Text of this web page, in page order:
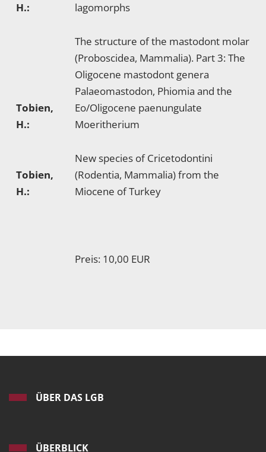
H.:
lagomorphs
Tobien,
H.:
The structure of the mastodont molar
(Proboscidea, Mammalia). Part 3: The
Oligocene mastodont genera
Palaeomastodon, Phiomia and the
Eo/Oligocene paenungulate
Moeritherium
Tobien,
H.:
New species of Cricetodontini
(Rodentia, Mammalia) from the
Miocene of Turkey
Preis: 10,00 EUR
ÜBER DAS LGB
ÜBERBLICK